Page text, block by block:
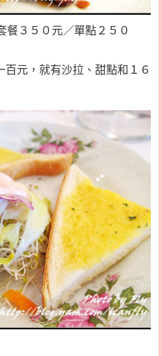
３５０元／單點２５０
元，就有沙拉、甜點和１６